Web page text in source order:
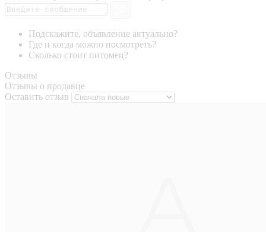
Подскажите, объявление актуально?
Где и когда можно посмотреть?
Сколько стоит питомец?
Отзывы
Отзывы о продавце
Оставить отзыв